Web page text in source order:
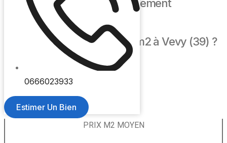
0666023933
Estimer Un Bien
🏢 Prix m2 appartement
Quel est le prix moyen au m2 à Vevy (39) ?
PRIX M2 BAS
PRIX M2 MOYEN